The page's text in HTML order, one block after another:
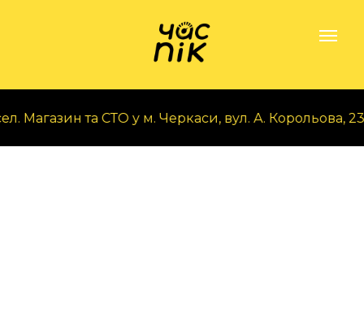
Магазин та СТО у м. Черкаси, вул. А. Корольова, 23.